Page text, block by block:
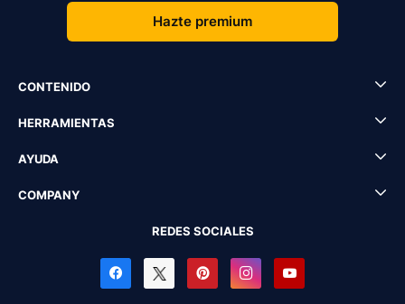
Hazte premium
CONTENIDO
HERRAMIENTAS
AYUDA
COMPANY
REDES SOCIALES